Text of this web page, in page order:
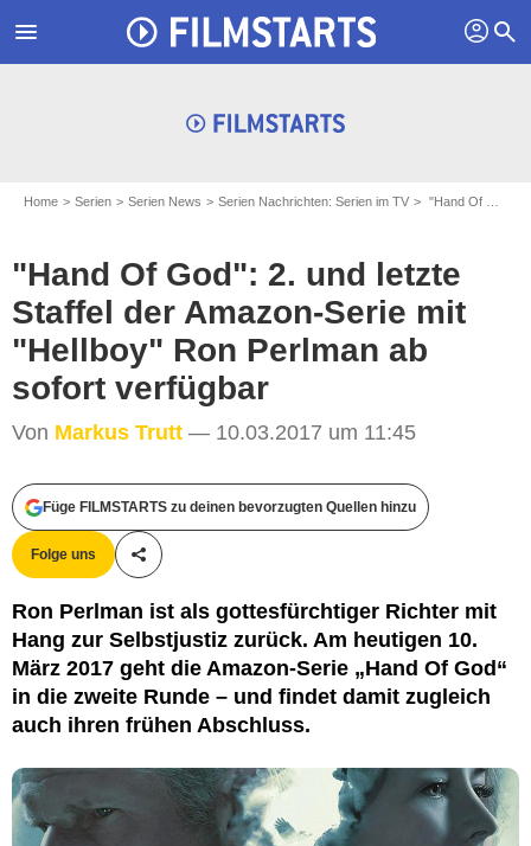
menu profil search
Home Serien Serien News Serien Nachrichten: Serien im TV "Hand Of God": 2. und letzte Staffel der Amazon-Serie mit "Hellboy" Ron Perlman ab sofort verfügbar
"Hand Of God": 2. und letzte
Staffel der Amazon-Serie mit
"Hellboy" Ron Perlman ab
sofort verfügbar
Von Markus Trutt — 10.03.2017 um 11:45
Füge FILMSTARTS zu deinen bevorzugten Quellen hinzu
Folge uns
Teile diesen Artikel
Ron Perlman ist als gottesfürchtiger Richter mit
Hang zur Selbstjustiz zurück. Am heutigen 10.
März 2017 geht die Amazon-Serie „Hand Of God“
in die zweite Runde – und findet damit zugleich
auch ihren frühen Abschluss.